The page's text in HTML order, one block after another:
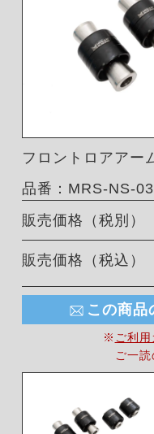
フロントロアアー
品番：MRS-NS-
販売価格（税別）
販売価格（税込）
この商品
※ ご利
ご一